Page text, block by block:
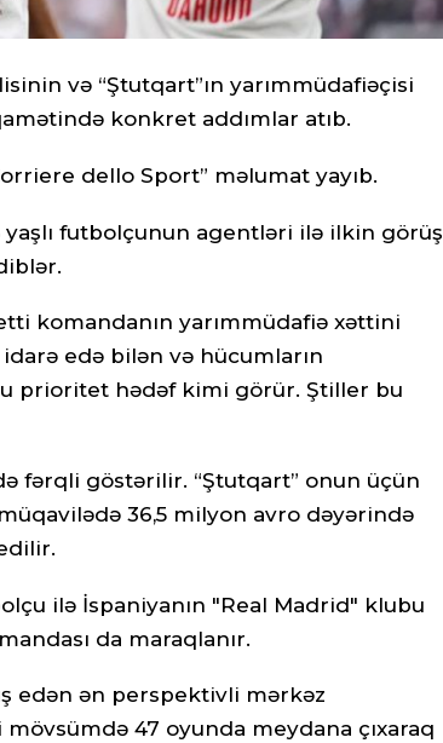
və “Ştutqart”ın yarımmüdafiəçisi
konkret addımlar atıb.
dello Sport” məlumat yayıb.
futbolçunun agentləri ilə ilkin görüş
komandanın yarımmüdafiə xəttini
edə bilən və hücumların
prioritet hədəf kimi görür. Ştiller bu
fərqli göstərilir. “Ştutqart” onun üçün
36,5 milyon avro dəyərində
ilə İspaniyanın "Real Madrid" klubu
da maraqlanır.
edən ən perspektivli mərkəz
47 oyunda meydana çıxaraq